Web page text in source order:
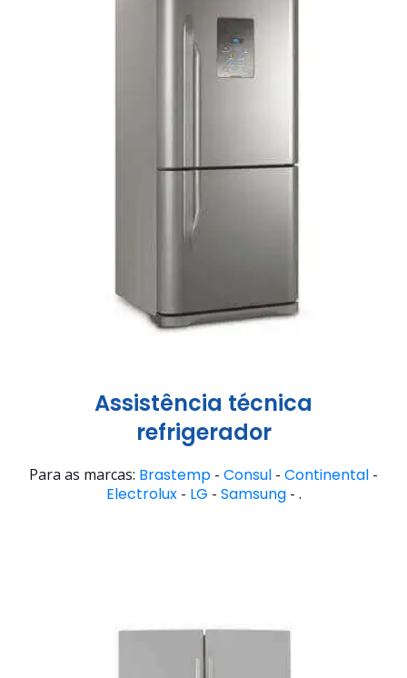
Assistência técnica
refrigerador
Para as marcas: Brastemp - Consul - Continental -
Electrolux- LG - Samsung- .